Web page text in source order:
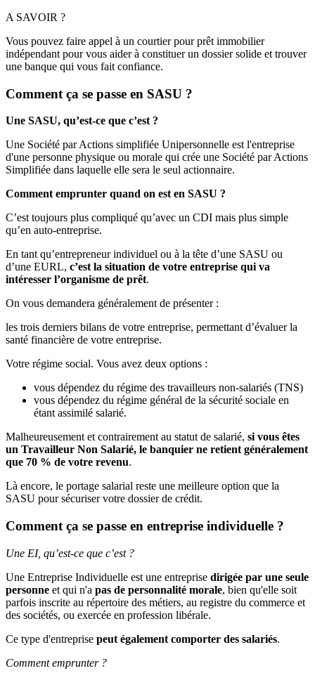
A SAVOIR ?
Vous pouvez faire appel à un courtier pour prêt immobilier
indépendant pour vous aider à constituer un dossier solide et trouver
une banque qui vous fait confiance.
Comment ça se passe en SASU ?
Une SASU, qu’est-ce que c’est ?
Une Société par Actions simplifiée Unipersonnelle est l'entreprise
d'une personne physique ou morale qui crée une Société par Actions
Simplifiée dans laquelle elle sera le seul actionnaire.
Comment emprunter quand on est en SASU ?
C’est toujours plus compliqué qu’avec un CDI mais plus simple
qu’en auto-entreprise.
En tant qu’entrepreneur individuel ou à la tête d’une SASU ou
d’une EURL, c’est la situation de votre entreprise qui va
intéresser l’organisme de prêt.
On vous demandera généralement de présenter :
les trois derniers bilans de votre entreprise, permettant d’évaluer la
santé financière de votre entreprise.
Votre régime social. Vous avez deux options :
vous dépendez du régime des travailleurs non-salariés (TNS)
vous dépendez du régime général de la sécurité sociale en
étant assimilé salarié.
Malheureusement et contrairement au statut de salarié, si vous êtes
un Travailleur Non Salarié, le banquier ne retient généralement
que 70 % de votre revenu.
Là encore, le portage salarial reste une meilleure option que la
SASU pour sécuriser votre dossier de crédit.
Comment ça se passe en entreprise individuelle ?
Une EI, qu’est-ce que c’est ?
Une Entreprise Individuelle est une entreprise dirigée par une seule
personne et qui n'a pas de personnalité morale, bien qu'elle soit
parfois inscrite au répertoire des métiers, au registre du commerce et
des sociétés, ou exercée en profession libérale.
Ce type d'entreprise peut également comporter des salariés.
Comment emprunter ?